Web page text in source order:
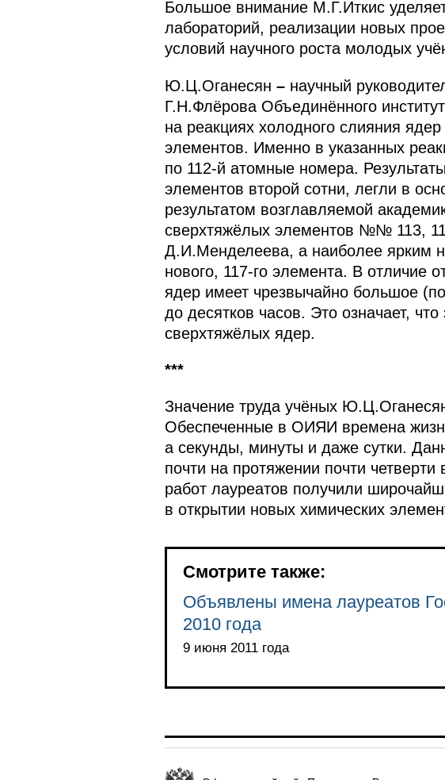
Большое внимание М.Г.Иткис
лабораторий, реализации новых
условий научного роста молодых
Ю.Ц.Оганесян – научный
Г.Н.Флёрова Объединённого
на реакциях холодного слияния
элементов. Именно в указанных
по 112-й атомные номера.
элементов второй сотни, легли в
результатом возглавляемой
сверхтяжёлых элементов №№ 113,
Д.И.Менделеева, а наиболее ярким
нового, 117-го элемента. В отличие
ядер имеет чрезвычайно большое
до десятков часов. Это означает,
сверхтяжёлых ядер.
***
Значение труда учёных
Обеспеченные в ОИЯИ времена
а секунды, минуты и даже сутки.
почти на протяжении почти
работ лауреатов получили
в открытии новых химических
Смотрите также:
Объявлены имена лауреатов
2010 года
9 июня 2011 года